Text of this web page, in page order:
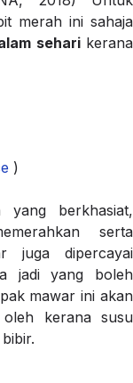
merah ini sahaja
seharikerana
)
yang berkhasiat,
serta
juga dipercayai
jadi yang boleh
mawar ini akan
kerana susu